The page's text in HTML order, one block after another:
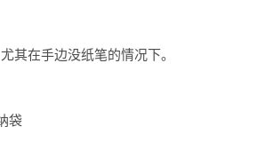
在手边没纸笔的情况下。
袋